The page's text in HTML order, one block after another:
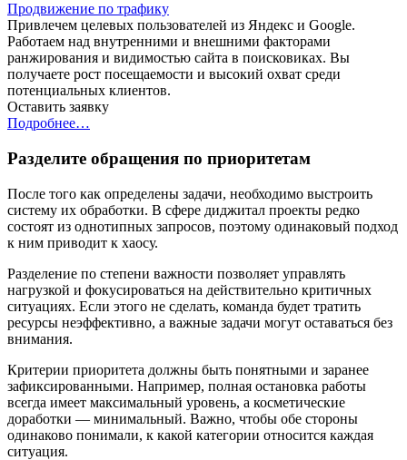
Продвижение по трафику
Привлечем целевых пользователей из Яндекс и Google.
Работаем над внутренними и внешними факторами
ранжирования и видимостью сайта в поисковиках. Вы
получаете рост посещаемости и высокий охват среди
потенциальных клиентов.
Оставить заявку
Подробнее…
Разделите обращения по приоритетам
После того как определены задачи, необходимо выстроить
систему их обработки. В сфере диджитал проекты редко
состоят из однотипных запросов, поэтому одинаковый подход
к ним приводит к хаосу.
Разделение по степени важности позволяет управлять
нагрузкой и фокусироваться на действительно критичных
ситуациях. Если этого не сделать, команда будет тратить
ресурсы неэффективно, а важные задачи могут оставаться без
внимания.
Критерии приоритета должны быть понятными и заранее
зафиксированными. Например, полная остановка работы
всегда имеет максимальный уровень, а косметические
доработки — минимальный. Важно, чтобы обе стороны
одинаково понимали, к какой категории относится каждая
ситуация.